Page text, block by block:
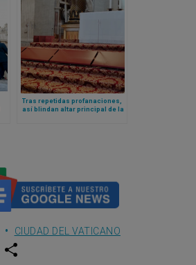
Tras repetidas profanaciones,
así blindan altar principal de la
CIUDAD DEL VATICANO
w